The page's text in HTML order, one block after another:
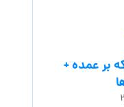
بر عمده +